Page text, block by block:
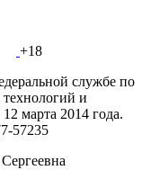
+18
службе по
и
марта 2014 года.
57235